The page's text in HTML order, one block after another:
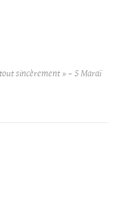
sincèrement » – S Maraï